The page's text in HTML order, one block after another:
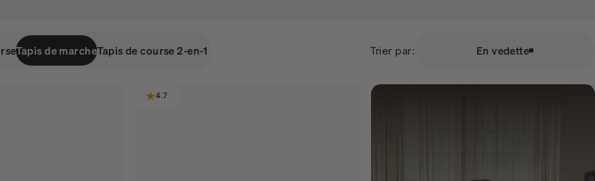
Tapis de marcheTapis de course 2-en-1 Trier par: En vedette
4.7